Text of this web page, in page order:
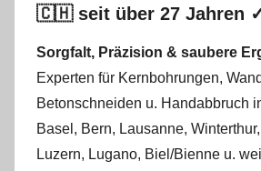
🇨🇭 seit über 27 Jahren
Sorgfalt, Präzision & saubere
Experten für Kernbohrungen,
Betonschneiden u. Handabbruch
Basel , Bern, Lausanne, Winterthur,
Luzern, Lugano, Biel/Bienne u.